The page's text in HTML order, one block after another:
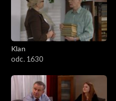
Klan
odc. 1630